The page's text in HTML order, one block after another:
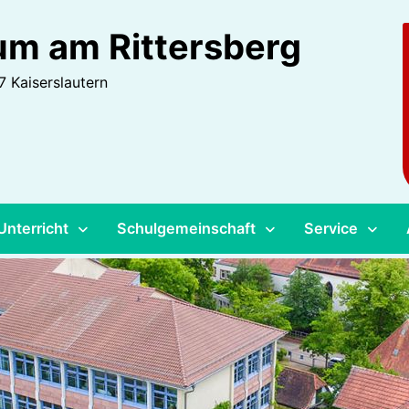
am Rittersberg
Kaiserslautern
Schulgemeinschaft Service